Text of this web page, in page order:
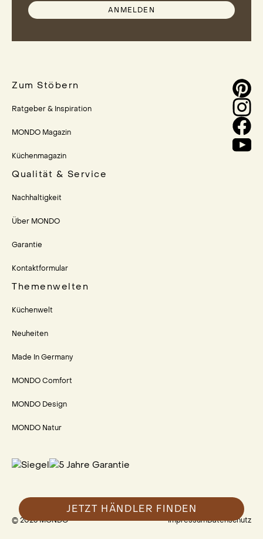
JETZT HÄNDLER FINDEN
ANMELDEN
Zum Stöbern
Ratgeber & Inspiration
MONDO Magazin
Küchenmagazin
Qualität & Service
Nachhaltigkeit
Über MONDO
Garantie
Kontaktformular
Themenwelten
Küchenwelt
Neuheiten
Made In Germany
MONDO Comfort
MONDO Design
MONDO Natur
© 2023 MONDO ImpressumDatenschutz